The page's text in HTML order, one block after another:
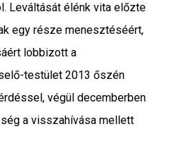
Leváltását élénk vita előzte
egy része menesztéséért,
lobbizott a
testület 2013 őszén
végül decemberben
a visszahívása mellett